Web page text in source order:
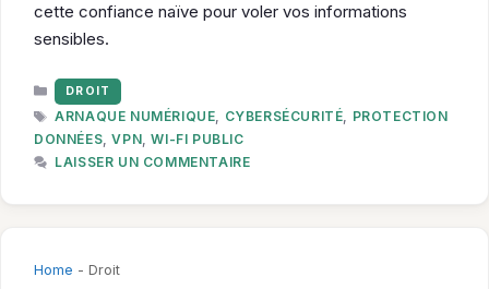
cette confiance naïve pour voler vos informations
sensibles.
CATÉGORIES
DROIT
ÉTIQUETTES
ARNAQUE NUMÉRIQUE, CYBERSÉCURITÉ, PROTECTION
DONNÉES,VPN,WI-FI PUBLIC
LAISSER UN COMMENTAIRE
Home - Droit